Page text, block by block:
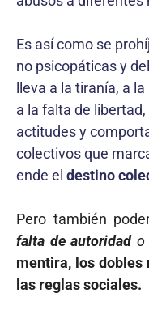
Es así como se
no psicopáticas y
lleva a la tira­nía, a
a la falta de
actitudes y
colectivos que
ende el destino
Pero también
falta de autoridad o
mentira, los dobles
las reglas sociales.